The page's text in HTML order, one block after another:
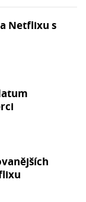
Netflixu s